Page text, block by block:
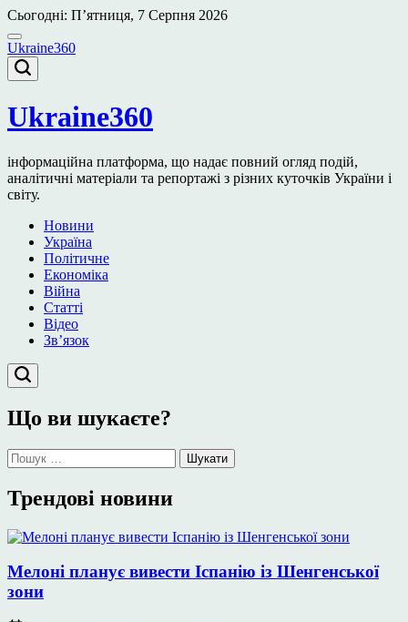
Перейти
до
вмісту
Сьогодні: П’ятниця, 7 Серпня 2026
Ukraine360
Ukraine360
інформаційна платформа, що надає повний огляд подій,
аналітичні матеріали та репортажі з різних куточків України і
світу.
Новини
Україна
Політичне
Економіка
Війна
Статті
Відео
Зв’язок
Що ви шукаєте?
Пошук:
Трендові новини
Мелоні планує вивести Іспанію із Шенгенської
зони